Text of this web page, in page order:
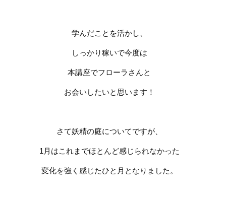
学んだことを活かし、
しっかり稼いで今度は
本講座でフローラさんと
お会いしたいと思います！
さて妖精の庭についてですが、
1 月はこれまでほとんど感じられなかった
変化を強く感じたひと月となりました。